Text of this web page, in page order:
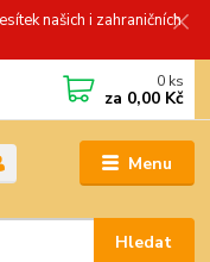
našich i zahraničních
Menu
Hledat
0 ks
za 0,00 Kč